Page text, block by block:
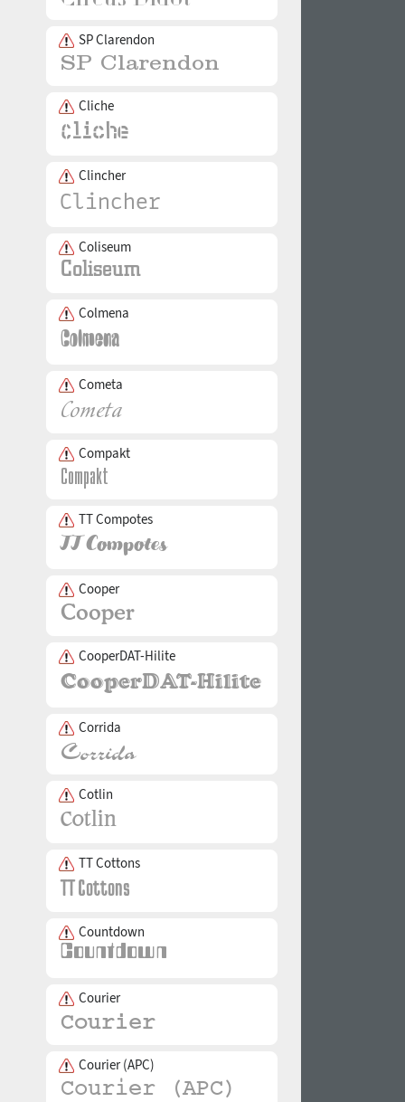
SP Clarendon
Cliche
Clincher
Coliseum
Colmena
Cometa
Compakt
TT Compotes
Cooper
CooperDAT-Hilite
Corrida
Cotlin
TT Cottons
Countdown
Courier
Courier (APC)